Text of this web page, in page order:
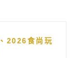
2026食尚玩